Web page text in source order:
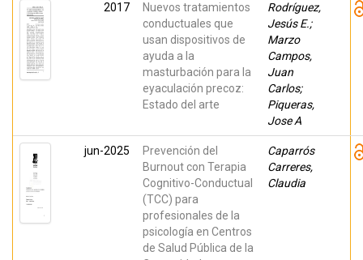
2017
Nuevos tratamientos
conductuales que
usan dispositivos de
ayuda a la
masturbación para la
eyaculación precoz:
Estado del arte
Rodríguez,
Jesús E.;
Marzo
Campos,
Juan
Carlos;
Piqueras,
Jose A
jun-2025
Prevención del
Burnout con Terapia
Cognitivo-Conductual
(TCC) para
profesionales de la
psicología en Centros
de Salud Pública de la
Caparrós
Carreres,
Claudia